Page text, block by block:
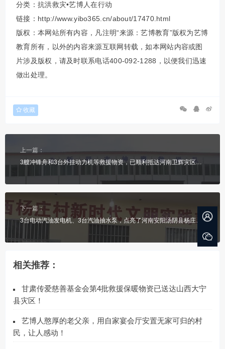
分类： 抗洪救灾•艺博人在行动
链接：http://www.yibo365.cn/about/17470.html
版权：本网站所有内容，凡注明“来源：艺博教育”版权为艺博
教育所有，以外的内容来源互联网转载，如本网站内容或图
片涉及版权，请及时联系电话400-092-1288，以便我们迅速
做出处理。
收藏
上一篇：
3艘冲锋舟和3台外挂动力机等救援物资，已顺利抵达河南卫辉灾区，今晨正式投用抗洪抢险工作！
下一篇：
3台电动汽油发电机、3台汽油抽水泵，点亮了河南安阳汤阴县杨庄村乡亲们的“心”！
相关推荐：
甘肃传爱慈善基金会第4批救援保暖物资已送达山西大宁
县灾区！
艺博人憨厚的老父亲，用自家宴会厅安置无家可归的村
民，让人感动！